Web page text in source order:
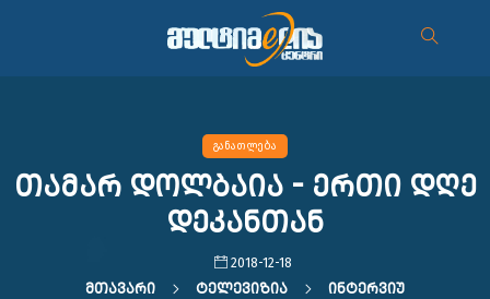
განათლება
თამარ დოლბაია - ერთი დღე
დეკანთან
2018-12-18
Მთავარი Ტელევიზია Ინტერვიუ